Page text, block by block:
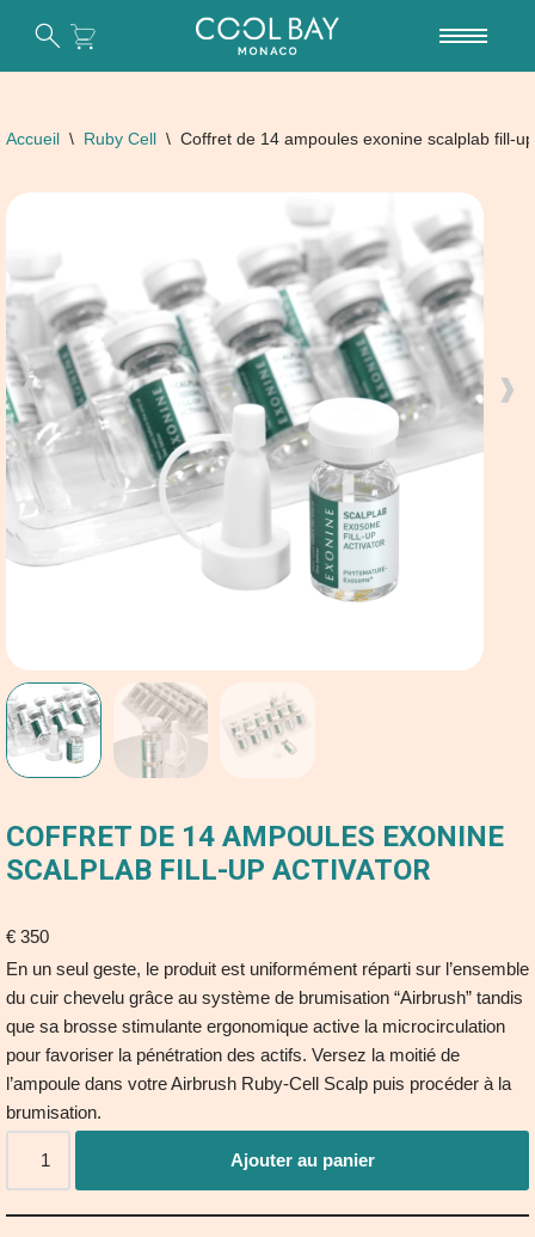
Accueil \ Ruby Cell \ Coffret de 14 ampoules exonine scalplab fill-
COFFRET DE 14 AMPOULES EXONINE
SCALPLAB FILL-UP ACTIVATOR
€ 350
En un seul geste, le produit est uniformément réparti sur l’ensemble
du cuir chevelu grâce au système de brumisation “Airbrush” tandis
que sa brosse stimulante ergonomique active la microcirculation
pour favoriser la pénétration des actifs. Versez la moitié de
l’ampoule dans votre Airbrush Ruby-Cell Scalp puis procéder à la
brumisation.
Ajouter au panier